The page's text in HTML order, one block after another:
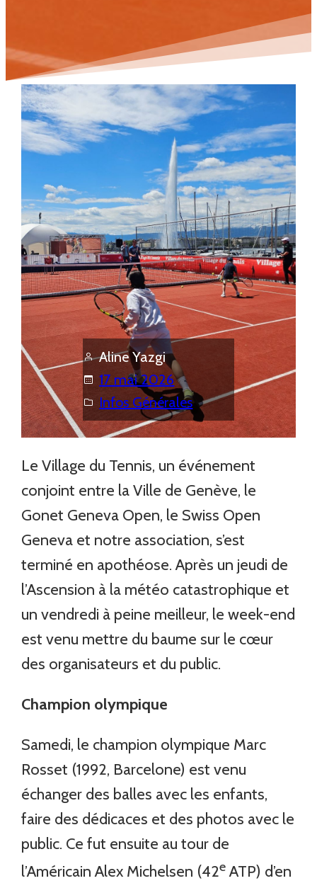
Aline Yazgi
17 mai 2026
Infos Générales
Le Village du Tennis, un événement
conjoint entre la Ville de Genève, le
Gonet Geneva Open, le Swiss Open
Geneva et notre association, s’est
terminé en apothéose. Après un jeudi de
l’Ascension à la météo catastrophique et
un vendredi à peine meilleur, le week-end
est venu mettre du baume sur le cœur
des organisateurs et du public.
Champion olympique
Samedi, le champion olympique Marc
Rosset (1992, Barcelone) est venu
échanger des balles avec les enfants,
faire des dédicaces et des photos avec le
public. Ce fut ensuite au tour de
l’Américain Alex Michelsen (42eATP) d’en